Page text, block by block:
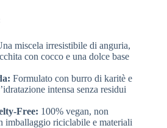
miscela irresistibile di anguria,
con cocco e una dolce base
Formulato con burro di karitè e
intensa senza residui
Free: 100% vegan, non
imballaggio riciclabile e materiali